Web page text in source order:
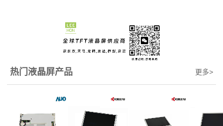
更多>
热门液晶屏产品